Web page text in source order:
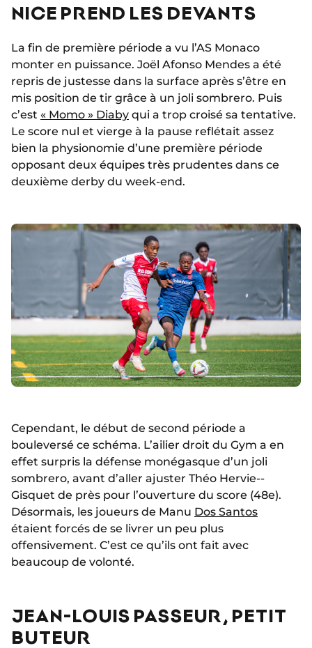
NICE PREND LES DEVANTS
La fin de première période a vu l’AS Monaco
monter en puissance. Joël Afonso Mendes a été
repris de justesse dans la surface après s’être en
mis position de tir grâce à un joli sombrero. Puis
c’est « Momo » Diaby qui a trop croisé sa tentative.
Le score nul et vierge à la pause reflétait assez
bien la physionomie d’une première période
opposant deux équipes très prudentes dans ce
deuxième derby du week-end.
Cependant, le début de second période a
bouleversé ce schéma. L’ailier droit du Gym a en
effet surpris la défense monégasque d’un joli
sombrero, avant d’aller ajuster Théo Hervie--
Gisquet de près pour l’ouverture du score (48e).
Désormais, les joueurs de Manu Dos Santos
étaient forcés de se livrer un peu plus
offensivement. C’est ce qu’ils ont fait avec
beaucoup de volonté.
JEAN-LOUIS PASSEUR, PETIT
BUTEUR